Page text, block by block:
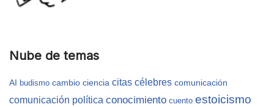
Nube de temas
AI budismo cambio ciencia citas célebres comunicación
comunicación política conocimiento cuento estoicismo